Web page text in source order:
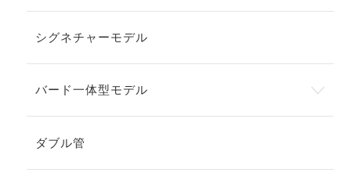
シグネチャーモデル
バード一体型モデル
ダブル管